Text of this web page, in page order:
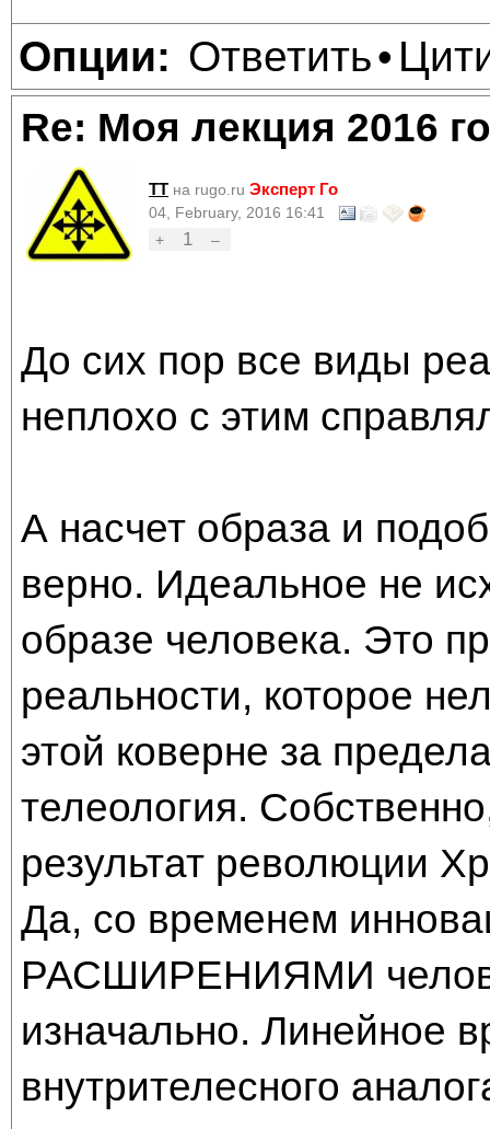
Опции: Ответить•
Re: Моя лекция 2016
TT на rugo.ru Эксперт Го
04, February, 2016 16:41
+
1 –
До сих пор все виды
неплохо с этим
А насчет образа и
верно. Идеальное не
образе человека. Это
реальности, которое
этой коверне за
телеология.
результат революции
Да, со временем
РАСШИРЕНИЯМИ
изначально. Линейное
внутрителесного